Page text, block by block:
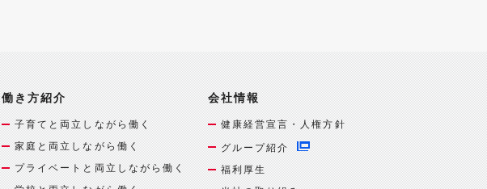
働き方紹介
子育てと両立しながら働く
家庭と両立しながら働く
プライベートと両立しながら働く
会社情報
健康経営宣言・人権方針
グループ紹介
福利厚生